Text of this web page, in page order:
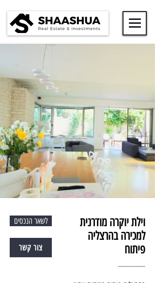
לשאר הנכסים
צור קשר
וילת יוקרה מודרנית
למכירה בהרצליה
פיתוח